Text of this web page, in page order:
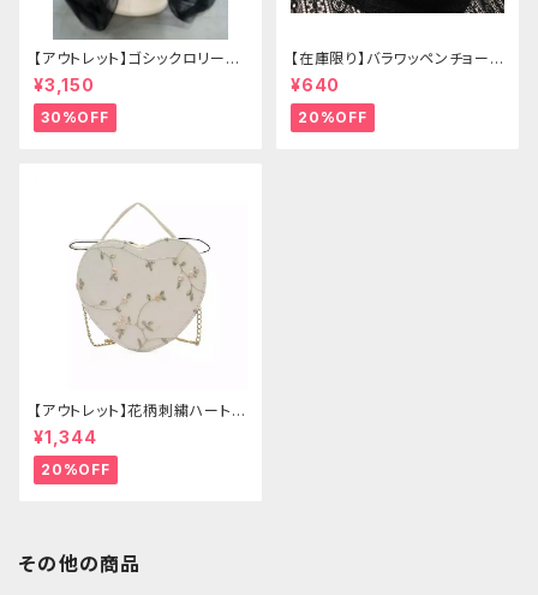
【アウトレット】ゴシックロリータ
ゴールドクラウン＆ホーン(ヴェ
ール付き)
¥3,150
30%OFF
【在庫限り】バラワッペンチョーカ
ー
¥640
20%OFF
【アウトレット】花柄刺繍ハートバ
ッグ
¥1,344
20%OFF
その他の商品